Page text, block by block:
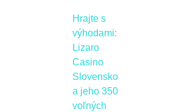
Hrajte s
výhodami:
Lizaro
Casino
Slovensko
a jeho 350
voľných